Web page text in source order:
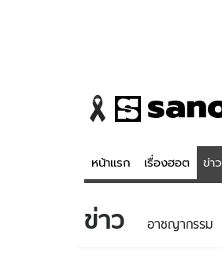
หน้าแรก เรื่องฮอต ข่าว
ข่าว
ข่าว อาชญากรรม